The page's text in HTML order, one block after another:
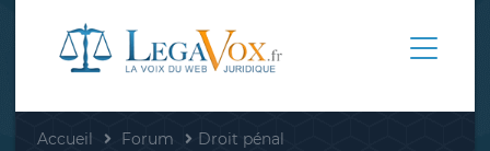
Accueil Forum Droit pénal